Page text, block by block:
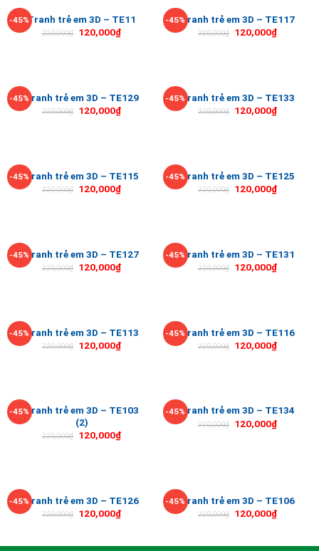
-45%Tranh trẻ em 3D – TE11
220,000₫ 120,000₫
-45%Tranh trẻ em 3D – TE117
220,000₫ 120,000₫
-45%Tranh trẻ em 3D – TE129
220,000₫ 120,000₫
-45%Tranh trẻ em 3D – TE133
220,000₫ 120,000₫
-45%Tranh trẻ em 3D – TE115
220,000₫ 120,000₫
-45%Tranh trẻ em 3D – TE125
220,000₫ 120,000₫
-45%Tranh trẻ em 3D – TE127
220,000₫ 120,000₫
-45%Tranh trẻ em 3D – TE131
220,000₫ 120,000₫
-45%Tranh trẻ em 3D – TE113
220,000₫ 120,000₫
-45%Tranh trẻ em 3D – TE116
220,000₫ 120,000₫
-45%Tranh trẻ em 3D – TE103
(2)
220,000₫ 120,000₫
-45%Tranh trẻ em 3D – TE134
220,000₫ 120,000₫
-45%Tranh trẻ em 3D – TE126
220,000₫ 120,000₫
-45%Tranh trẻ em 3D – TE106
220,000₫ 120,000₫